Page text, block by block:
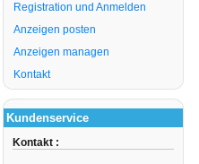
Registration und Anmelden
Anzeigen posten
Anzeigen managen
Kontakt
Kundenservice
Kontakt :